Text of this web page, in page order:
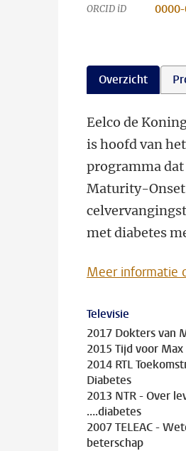
ORCID iD
Overzicht
Eelco de
is hoofd van
programma
Maturity-Onset
met diabetes
Meer informatie
Televisie
2017 Dokters van
2015 Tijd voor
2014 RTL
Diabetes
2013 NTR - Over
….diabetes
2007 TELEAC -
beterschap